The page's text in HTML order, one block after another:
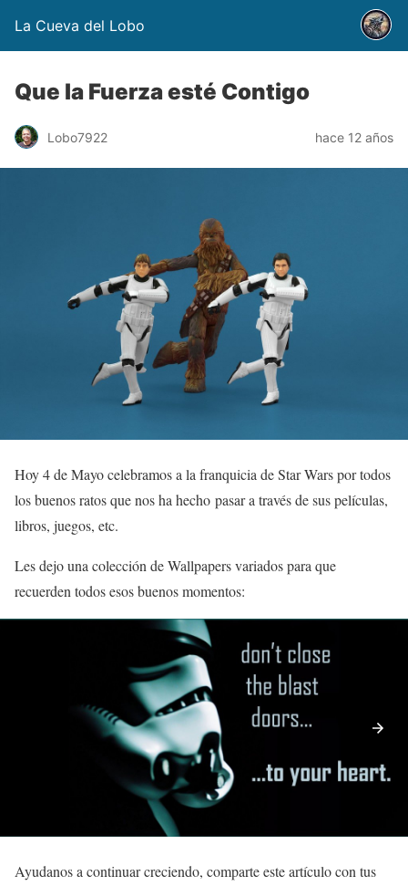
La Cueva del Lobo
Que la Fuerza esté Contigo
Lobo7922 hace 12 años
Hoy 4 de Mayo celebramos a la franquicia de Star Wars por todos
los buenos ratos que nos ha hecho pasar a través de sus películas,
libros, juegos, etc.
Les dejo una colección de Wallpapers variados para que
recuerden todos esos buenos momentos:
Ayudanos a continuar creciendo, comparte este artículo con tus